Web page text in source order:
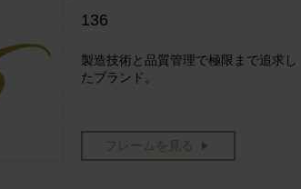
136
製造技術と品質管理で極限まで追求し
たブランド。
フレームを見る